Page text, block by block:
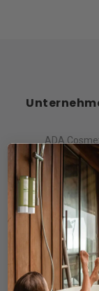
ADA
Rastatter
Kehl, 77694
Deutschland
Information